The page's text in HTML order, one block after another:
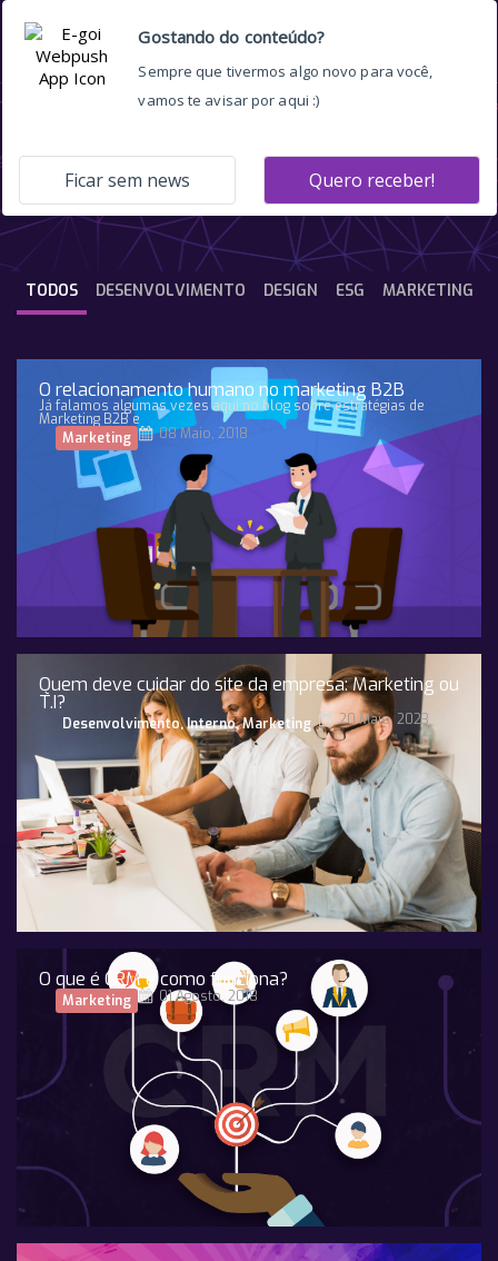
relevancia
DESENVOLVIMENTO DESIGN ESG MARKETING
TODOS
O relacionamento humano no marketing B2B
Já falamos algumas vezes aqui no blog sobre estratégias de
Marketing B2B e
Marketing
08 Maio, 2018
Quem deve cuidar do site da empresa: Marketing ou
T.I?
Desenvolvimento,Interno,Marketing 20 Maio, 2023
O que é CRM e como funciona?
Marketing 01 Agosto, 2018